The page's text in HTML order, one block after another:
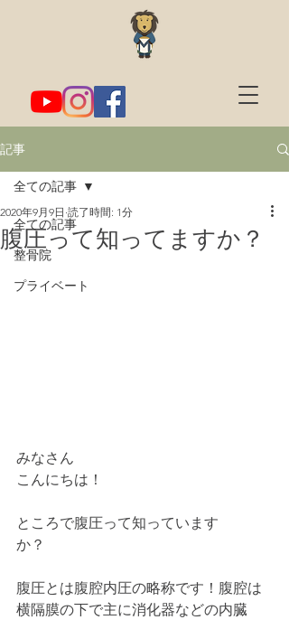
記事
全ての記事
整骨院
プライベート
全ての記事
腹圧って知ってますか？
2020年9月9日 読了時間: 1分
みなさん
こんにちは！
ところで腹圧って知っています
か？
腹圧とは腹腔内圧の略称です！腹腔は
横隔膜の下で主に消化器などの内臓